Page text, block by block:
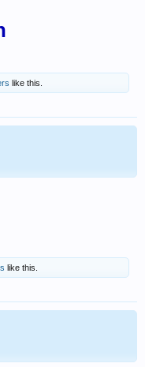
like this.
like this.